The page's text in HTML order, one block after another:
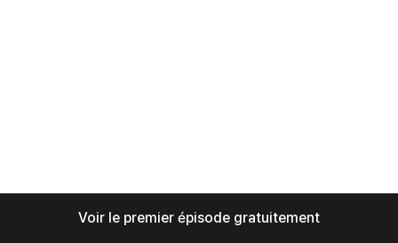
Voir le premier épisode gratuitement